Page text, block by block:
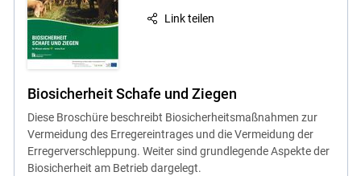
Link teilen
Biosicherheit Schafe und Ziegen
Diese Broschüre beschreibt Biosicherheitsmaßnahmen zur
Vermeidung des Erregereintrages und die Vermeidung der
Erregerverschleppung. Weiter sind grundlegende Aspekte der
Biosicherheit am Betrieb dargelegt.